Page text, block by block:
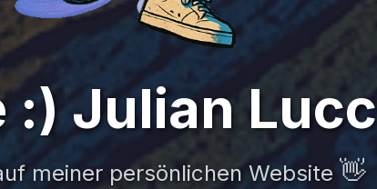
Lucca
meiner persönlichen Website 👋